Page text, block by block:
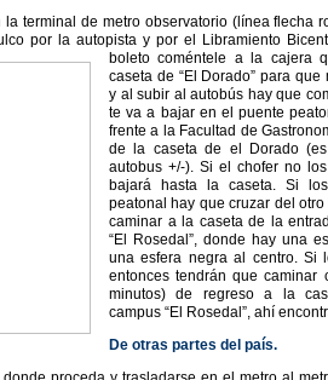
terminal de metro observatorio (línea flecha
por la autopista y por el Libramiento
boleto coméntele a la cajera
caseta de “El Dorado” para
y al subir al autobús hay que
te va a bajar en el puente
frente a la Facultad de
de la caseta de el Dorado
autobus +/-). Si el chofer no
bajará hasta la caseta. Si
peatonal hay que cruzar del
caminar a la caseta de la
“El Rosedal”, donde hay una
una esfera negra al centro. Si
entonces tendrán que caminar
minutos) de regreso a la
campus “El Rosedal”, ahí
De otras partes del país.